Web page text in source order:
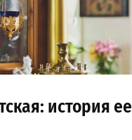
история ее